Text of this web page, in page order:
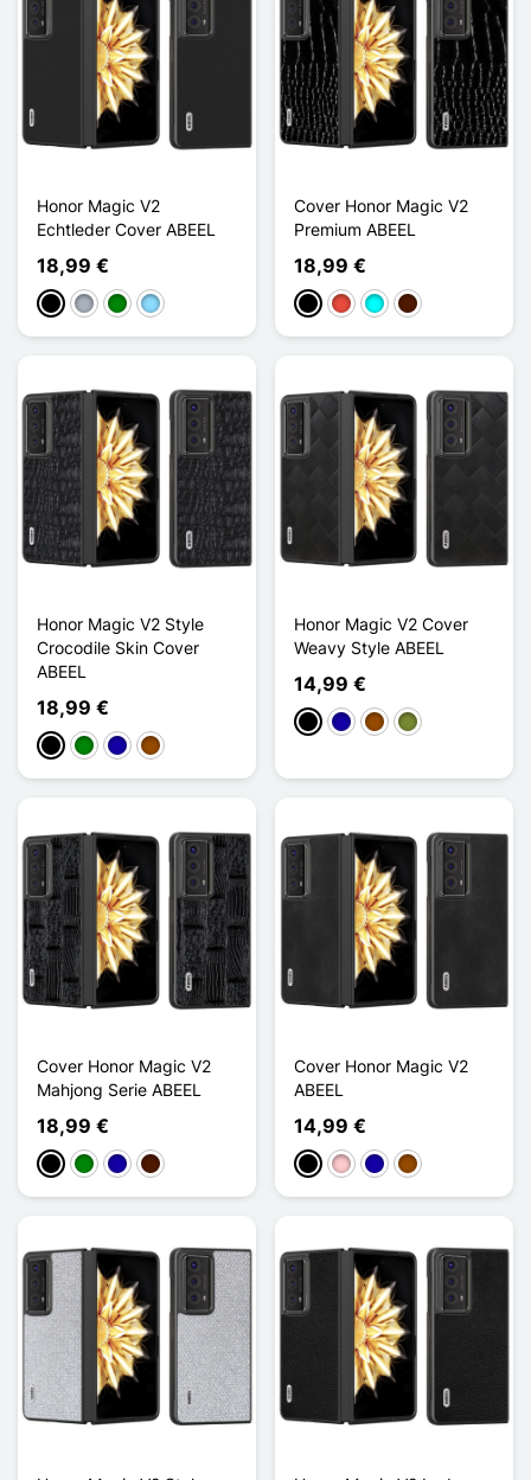
Honor Magic V2
Echtleder Cover ABEEL
18,99 €
Schwarz
GrauGrünHellblau
Cover Honor Magic V2
Premium ABEEL
18,99 €
Schwarz
Rot CyanDunkelbraun
Honor Magic V2 Style
Crocodile Skin Cover
ABEEL
18,99 €
Schwarz
GrünDunkelblau
Braun
Honor Magic V2 Cover
Weavy Style ABEEL
14,99 €
SchwarzDunkelblau
BraunKhaki
Cover Honor Magic V2
Mahjong Serie ABEEL
18,99 €
Schwarz
GrünDunkelblau
Dunkelbraun
Cover Honor Magic V2
ABEEL
14,99 €
Schwarz
PinkDunkelblau
Braun